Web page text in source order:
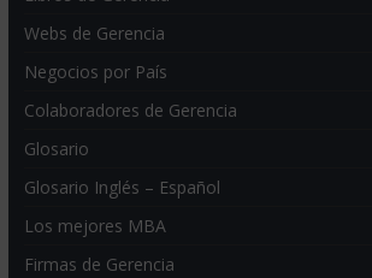
Webs de Gerencia
Negocios por País
Colaboradores de Gerencia
Glosario
Glosario Inglés – Español
Los mejores MBA
Firmas de Gerencia